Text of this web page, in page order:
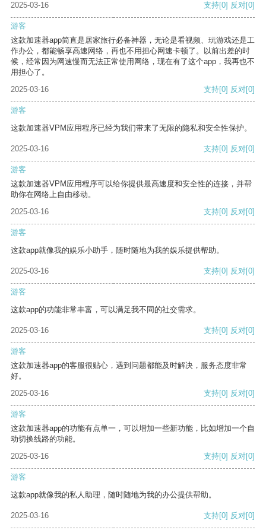
2025-03-16 支持[0] 反对[0]
游客
这款加速器app简直是居家旅行必备神器，无论是看视频、玩游戏还是工
作办公，都能畅享高速网络，再也不用担心网速卡顿了。以前出差的时
候，经常因为网速慢而无法正常使用网络，现在有了这个app，我再也不
用担心了。
2025-03-16
支持[0] 反对[0]
游客
这款加速器VPM应用程序已经为我们带来了无限的隐私和安全性保护。
2025-03-16 支持[0] 反对[0]
游客
这款加速器VPM应用程序可以给你提供最高速度和安全性的连接，并帮
助你在网络上自由移动。
2025-03-16
支持[0] 反对[0]
游客
这款app就像我的娱乐小助手，随时随地为我的娱乐提供帮助。
2025-03-16 支持[0] 反对[0]
游客
这款app的功能非常丰富，可以满足我不同的社交需求。
2025-03-16 支持[0] 反对[0]
游客
这款加速器app的客服很贴心，遇到问题都能及时解决，服务态度非常
好。
2025-03-16
支持[0] 反对[0]
游客
这款加速器app的功能有点单一，可以增加一些新功能，比如增加一个自
动切换线路的功能。
2025-03-16
支持[0] 反对[0]
游客
这款app就像我的私人助理，随时随地为我的办公提供帮助。
2025-03-16 支持[0] 反对[0]